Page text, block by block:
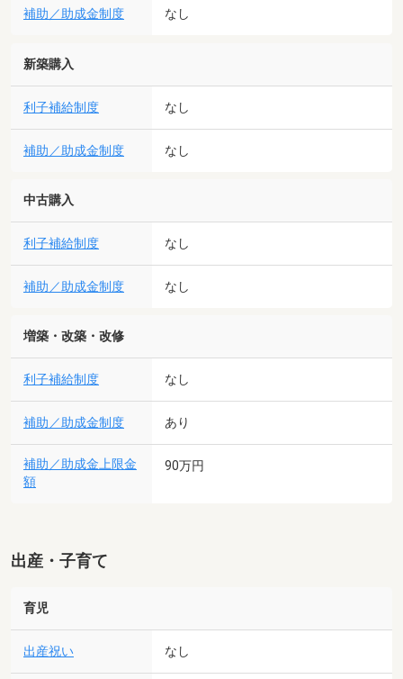
補助／助成金制度 なし
新築購入
利子補給制度 なし
補助／助成金制度 なし
中古購入
利子補給制度 なし
補助／助成金制度 なし
増築・改築・改修
利子補給制度 なし
補助／助成金制度 あり
補助／助成金上限金
額
90万円
出産・子育て
育児
出産祝い なし